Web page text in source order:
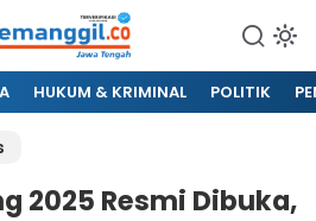
HUKUM & KRIMINAL POLITIK
2025 Resmi Dibuka,